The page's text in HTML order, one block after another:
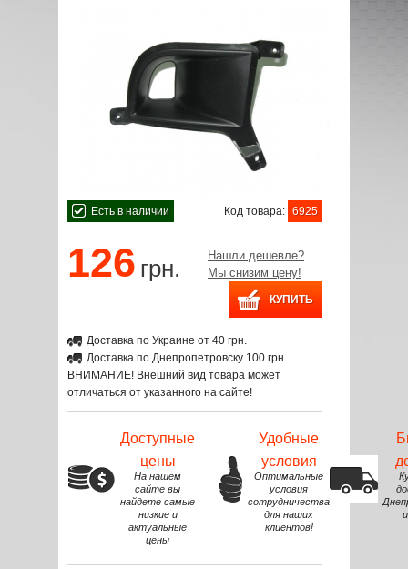
Есть в наличии Код товара: 6925
126 грн.
Нашли дешевле?
Мы снизим цену!
Доставка по Украине от 40 грн.
Доставка по Днепропетровску 100 грн.
ВНИМАНИЕ! Внешний вид товара может
отличаться от указанного на сайте!
Доступные
цены
На нашем
сайте вы
найдете самые
низкие и
актуальные
цены
Удобные
условия
Оптимальные
условия
сотрудничества
для наших
клиентов!